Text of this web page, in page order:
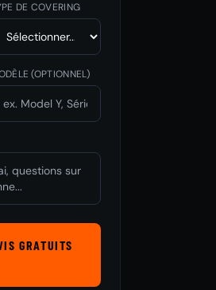
DE COVERING
(OPTIONNEL)
GRATUITS